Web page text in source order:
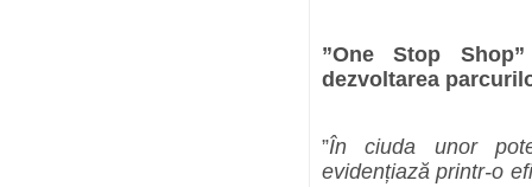
”One Stop
dezvoltarea
”În ciuda unor
evidențiază printr-o